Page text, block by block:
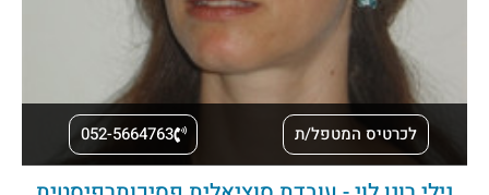
לכרטיס המטפל/ת 052-5664763